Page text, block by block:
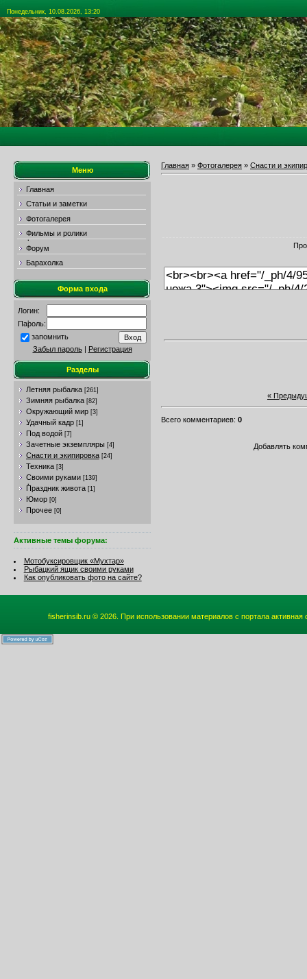
Понедельник, 10.08.2026, 13:20
Меню
Главная
Статьи и заметки
Фотогалерея
Фильмы и ролики
Форум
Барахолка
Форма входа
Логин:
Пароль:
запомнить
Забыл пароль| Регистрация
Разделы
Летняя рыбалка [261]
Зимняя рыбалка [82]
Окружающий мир [3]
Удачный кадр [1]
Под водой [7]
Зачетные экземпляры [4]
Снасти и экипировка [24]
Техника [3]
Своими руками [139]
Праздник живота [1]
Юмор [0]
Прочее [0]
Активные темы форума:
Мотобуксировщик «Мухтар»
Рыбацкий ящик своими руками
Как опубликовать фото на сайте?
Главная » Фотогалерея » Снасти и
«
Всего комментариев: 0
Добавлять
fisherinsib.ru © 2026. При использовании материалов с портала активная